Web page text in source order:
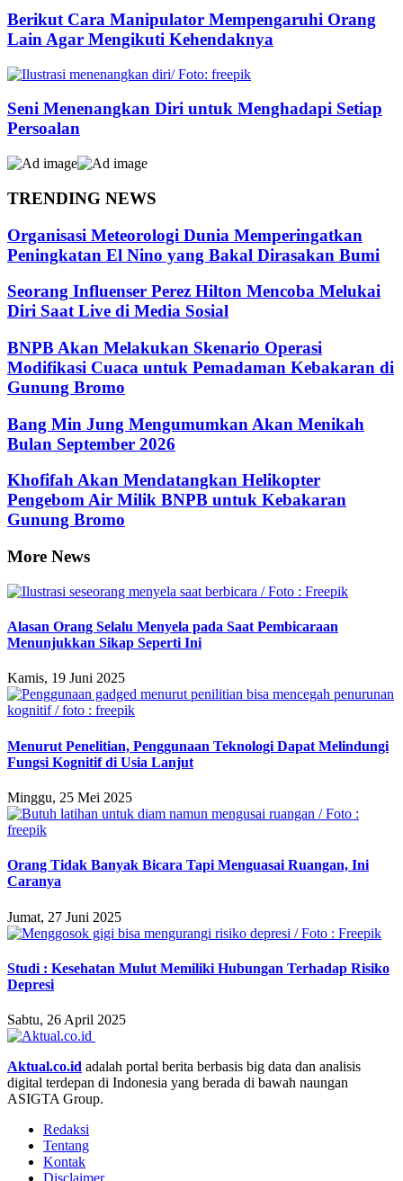
Berikut Cara Manipulator Mempengaruhi Orang
Lain Agar Mengikuti Kehendaknya
Seni Menenangkan Diri untuk Menghadapi Setiap
Persoalan
TRENDING NEWS
Organisasi Meteorologi Dunia Memperingatkan
Peningkatan El Nino yang Bakal Dirasakan Bumi
Seorang Influenser Perez Hilton Mencoba Melukai
Diri Saat Live di Media Sosial
BNPB Akan Melakukan Skenario Operasi
Modifikasi Cuaca untuk Pemadaman Kebakaran di
Gunung Bromo
Bang Min Jung Mengumumkan Akan Menikah
Bulan September 2026
Khofifah Akan Mendatangkan Helikopter
Pengebom Air Milik BNPB untuk Kebakaran
Gunung Bromo
More News
Alasan Orang Selalu Menyela pada Saat Pembicaraan
Menunjukkan Sikap Seperti Ini
Kamis, 19 Juni 2025
Menurut Penelitian, Penggunaan Teknologi Dapat Melindungi
Fungsi Kognitif di Usia Lanjut
Minggu, 25 Mei 2025
Orang Tidak Banyak Bicara Tapi Menguasai Ruangan, Ini
Caranya
Jumat, 27 Juni 2025
Studi : Kesehatan Mulut Memiliki Hubungan Terhadap Risiko
Depresi
Sabtu, 26 April 2025
Aktual.co.id adalah portal berita berbasis big data dan analisis
digital terdepan di Indonesia yang berada di bawah naungan
ASIGTA Group.
Redaksi
Tentang
Kontak
Disclaimer